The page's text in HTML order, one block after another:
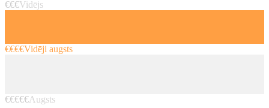
€€€Vidējs
€€€€Vidēji augsts
€€€€€Augsts